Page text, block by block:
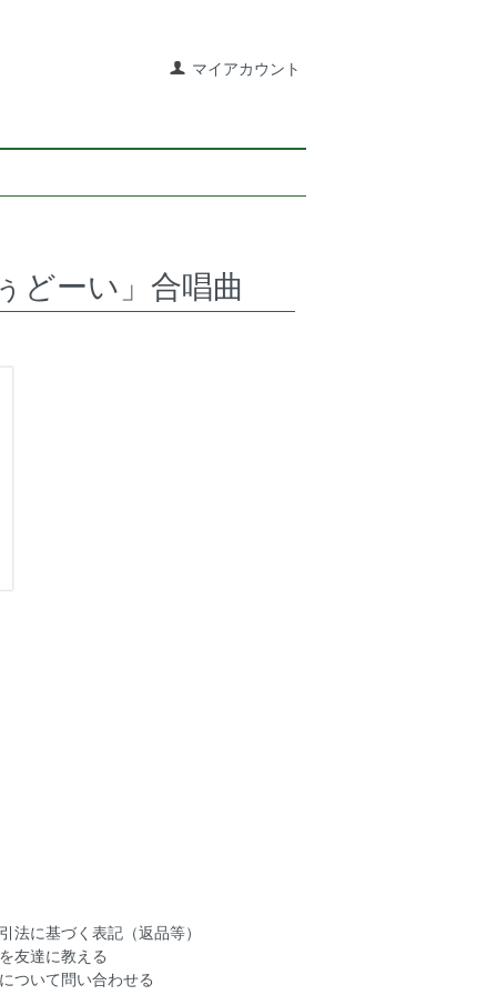
マイアカウント
どーい」合唱曲
法に基づく表記（返品等）
友達に教える
ついて問い合わせる